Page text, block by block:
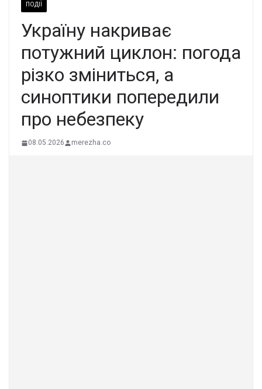
ПОДІЇ
Україну накриває
потужний циклон: погода
різко зміниться, а
синоптики попередили
про небезпеку
08.05.2026 merezha.co